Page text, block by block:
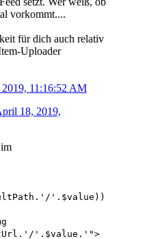
vorkommt....
für dich auch relativ
Uploader
11:16:52 AM
18, 2019,
'.$value))
'.$value.'">